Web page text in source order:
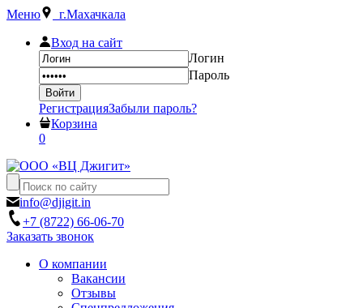
Меню г.Махачкала
Вход на сайт
Логин
Пароль
РегистрацияЗабыли пароль?
Корзина
0
info@djigit.in
+7 (8722) 66-06-70
Заказать звонок
О компании
Вакансии
Отзывы